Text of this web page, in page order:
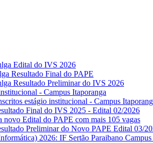
Edital do IVS 2026
Resultado Final do PAPE
Resultado Preliminar do IVS 2026
- Campus Itaporanga
estágio institucional - Campus
Final do IVS 2025 - Edital 02/2026
novo Edital do PAPE com mais 105 vagas
Preliminar do Novo PAPE Edital 03/
2026: IF Sertão Paraibano